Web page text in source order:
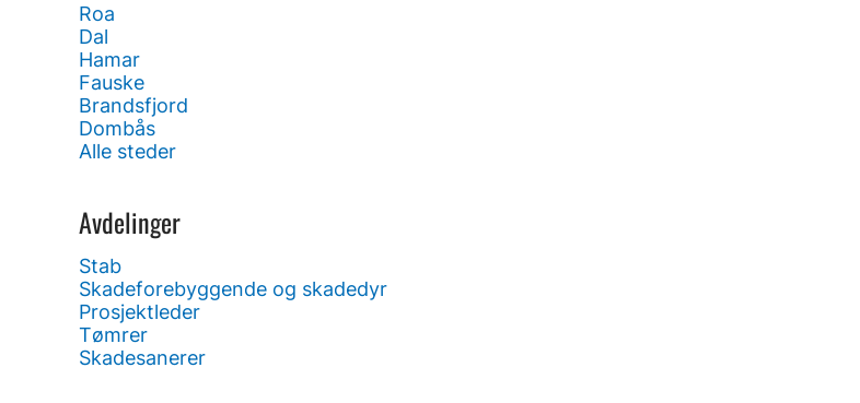
Roa
Dal
Hamar
Fauske
Brandsfjord
Dombås
Alle steder
Avdelinger
Stab
Skadeforebyggende og skadedyr
Prosjektleder
Tømrer
Skadesanerer